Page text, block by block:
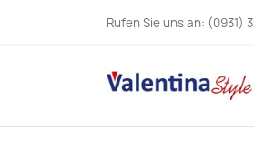
Rufen Sie uns an: (0931)